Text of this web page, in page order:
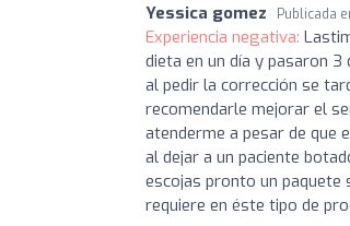
Yessica gomez Publicada
Experiencia negativa:
dieta en un día y pasaron
al pedir la corrección se
recomendarle mejorar el
atenderme a pesar de que
al dejar a un paciente
escojas pronto un paquete
requiere en éste tipo de